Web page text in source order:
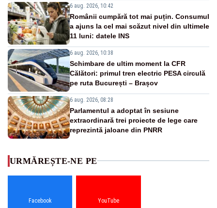
6 aug. 2026, 10:42
Românii cumpără tot mai puțin. Consumul
a ajuns la cel mai scăzut nivel din ultimele
11 luni: datele INS
6 aug. 2026, 10:38
Schimbare de ultim moment la CFR
Călători: primul tren electric PESA circulă
pe ruta București – Brașov
6 aug. 2026, 08:28
Parlamentul a adoptat în sesiune
extraordinară trei proiecte de lege care
reprezintă jaloane din PNRR
URMĂREȘTE-NE PE
Facebook YouTube